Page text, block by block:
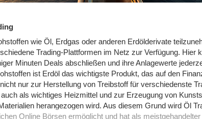
wie Öl, Erdgas oder anderen Erdölderivate
Trading-Plattformen im Netz zur Verfügung. Hier
Minuten Deals abschließen und ihre Anlagewerte
ist Erdöl das wichtigste Produkt, das auf den
nur zur Herstellung von Treibstoff für verschiedenste
als wichtiges Heizmittel und zur Erzeugung von
herangezogen wird. Aus diesem Grund wird Öl
Online Börsen ermöglicht und hat als